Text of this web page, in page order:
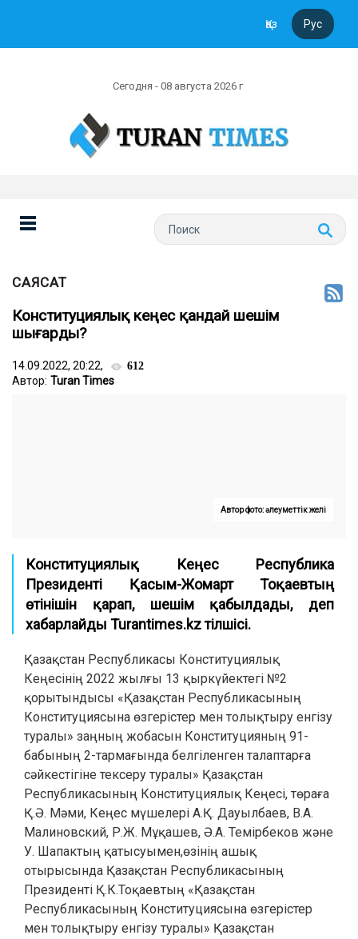
Қаз Рус
Сегодня - 08 августа 2026 г
САЯСАТ
Конституциялық кеңес қандай шешім
шығарды?
14.09.2022, 20:22, 612
Автор: Turan Times
Автор фото: әлеуметтік желі
Конституциялық Кеңес Республика
Президенті Қасым-Жомарт Тоқаевтың
өтінішін қарап, шешім қабылдады, деп
хабарлайды Turantimes.kz тілшісі.
Қазақстан Республикасы Конституциялық
Кеңесінің 2022 жылғы 13 қыркүйектегі №2
қорытындысы «Қазақстан Республикасының
Конституциясына өзгерістер мен толықтыру енгізу
туралы» заңның жобасын Конституцияның 91-
бабының 2-тармағында белгіленген талаптарға
сәйкестігіне тексеру туралы» Қазақстан
Республикасының Конституциялық Кеңесі, төраға
Қ.Ә. Мәми, Кеңес мүшелері А.Қ. Дауылбаев, В.А.
Малиновский, Р.Ж. Мұқашев, Ә.А. Темірбеков және
У. Шапактың қатысуымен,өзінің ашық
отырысында Қазақстан Республикасының
Президенті Қ.К.Тоқаевтың «Қазақстан
Республикасының Конституциясына өзгерістер
мен толықтыру енгізу туралы» Қазақстан